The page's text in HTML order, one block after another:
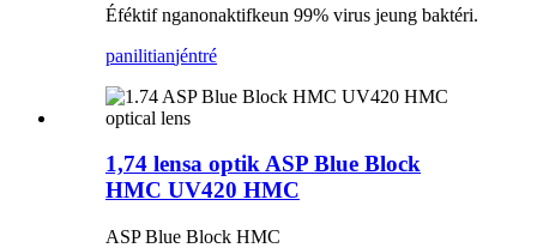
Éféktif nganonaktifkeun 99% virus jeung baktéri.
panilitianjéntré
1,74 lensa optik ASP Blue Block
HMC UV420 HMC
ASP Blue Block HMC